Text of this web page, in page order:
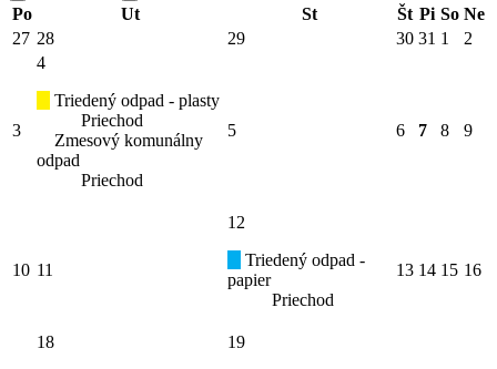
Po
Ut St Št Pi So Ne
27 28 29 30 31 1 2
3
4
Triedený odpad - plasty
Priechod
Zmesový komunálny
odpad
Priechod
5 6 7 8 9
10 11
12
Triedený odpad -
papier
Priechod
13 14 15 16
18
19